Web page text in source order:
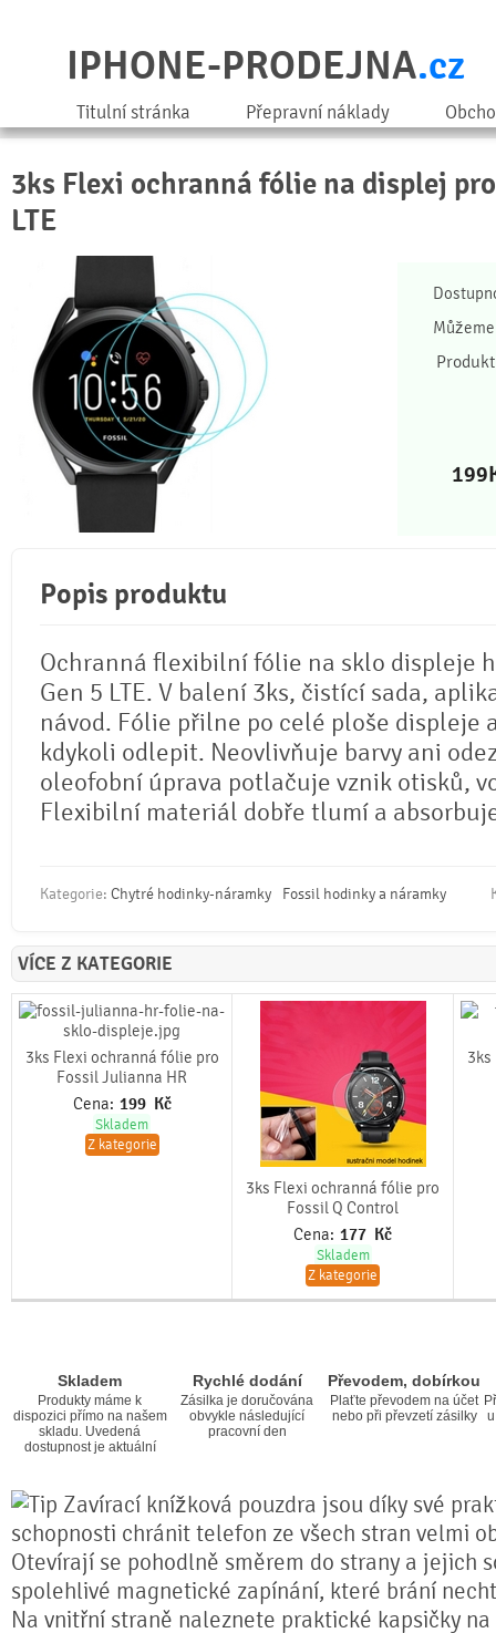
IPHONE-PRODEJNA.cz
Titulní stránka Přepravní náklady
3ks Flexi ochranná fólie na displej
LTE
199
Popis produktu
Ochranná flexibilní fólie na sklo displeje
Gen 5 LTE. V balení 3ks, čistící sada,
návod. Fólie přilne po celé ploše displeje
kdykoli odlepit. Neovlivňuje barvy ani
oleofobní úprava potlačuje vznik otisků,
Flexibilní materiál dobře tlumí a
Kategorie: Chytré hodinky-náramky Fossil hodinky a náramky
VÍCE Z KATEGORIE
3ks Flexi ochranná fólie pro
Fossil Julianna HR
Cena: 199 Kč
Skladem
Z kategorie
3ks Flexi ochranná fólie pro
Fossil Q Control
Cena: 177 Kč
Skladem
Z kategorie
Skladem
Produkty máme k
dispozici přímo na našem
skladu. Uvedená
dostupnost je aktuální
Rychlé dodání
Zásilka je doručována
obvykle následující
pracovní den
Převodem, dobírkou
Plaťte převodem na účet
nebo při převzetí zásilky
Zavírací knížková pouzdra jsou díky své
schopnosti chránit telefon ze všech stran velmi
Otevírají se pohodlně směrem do strany a jejich
spolehlivé magnetické zapínání, které brání
Na vnitřní straně naleznete praktické kapsičky na